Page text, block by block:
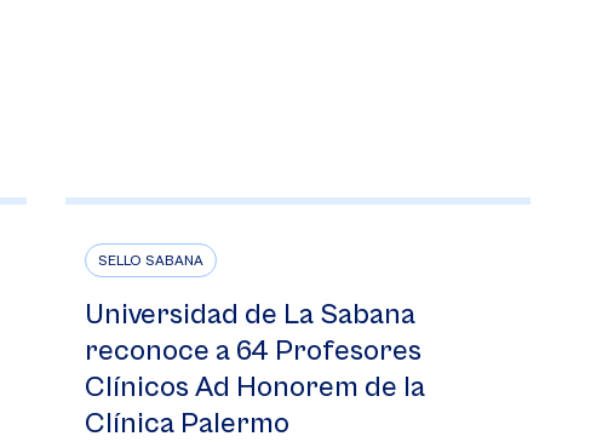
SELLO SABANA
Universidad de La Sabana
reconoce a 64 Profesores
Clínicos Ad Honorem de la
Clínica Palermo